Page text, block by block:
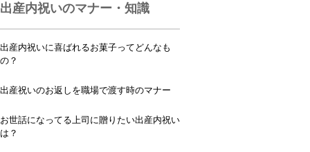
出産内祝いのマナー・知識
出産内祝いに喜ばれるお菓子ってどんなも
の？
出産祝いのお返しを職場で渡す時のマナー
お世話になってる上司に贈りたい出産内祝い
は？